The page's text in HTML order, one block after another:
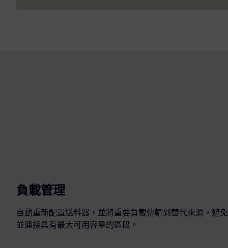
負載管理
自動重新配置送料器，並將重要負載傳輸到替代來源。避
並連接具有最大可用容量的區段。